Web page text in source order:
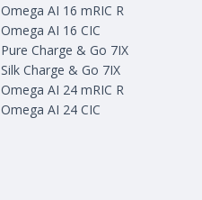
Omega AI 16 mRIC R
Omega AI 16 CIC
Pure Charge & Go 7IX
Silk Charge & Go 7IX
Omega AI 24 mRIC R
Omega AI 24 CIC